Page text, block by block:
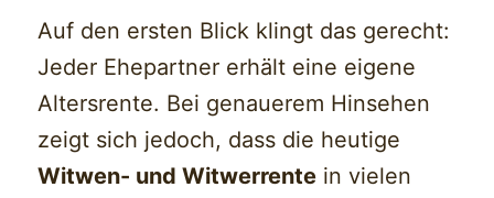
Auf den ersten Blick klingt das gerecht:
Jeder Ehepartner erhält eine eigene
Altersrente. Bei genauerem Hinsehen
zeigt sich jedoch, dass die heutige
Witwen- und Witwerrente in vielen